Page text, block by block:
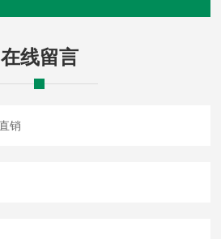
在线留言